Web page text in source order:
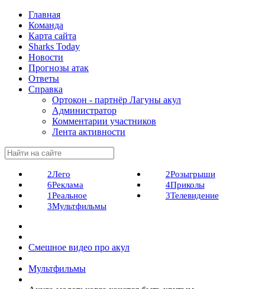
Главная
Команда
Карта сайта
Sharks Today
Новости
Прогнозы атак
Ответы
Справка
Ортокон - партнёр Лагуны акул
Администратор
Комментарии участников
Лента активности
2Лего
6Реклама
1Реальное
3Мультфильмы
2Розыгрыши
4Приколы
3Телевидение
Смешное видео про акул
Мультфильмы